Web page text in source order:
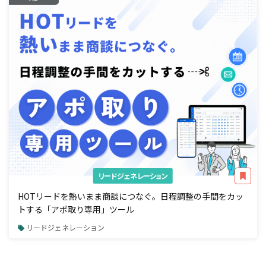
リードジェネレーション
HOTリードを熱いまま商談につなぐ。日程調整の手間をカッ
トする「アポ取り専用」ツール
リードジェネレーション